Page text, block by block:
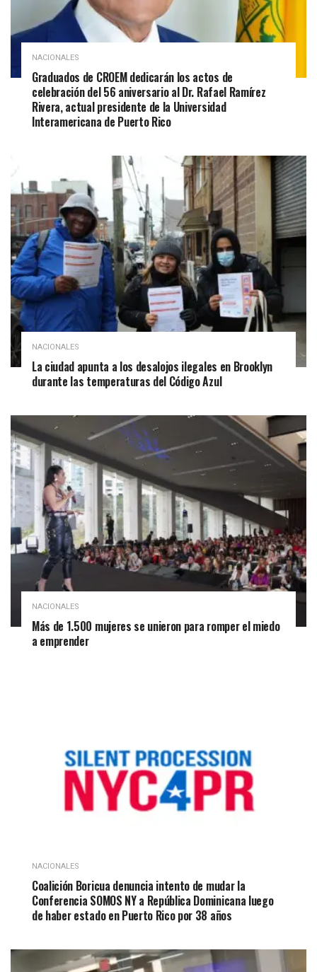
NACIONALES
Graduados de CROEM dedicarán los actos de
celebración del 56 aniversario al Dr. Rafael Ramírez
Rivera, actual presidente de la Universidad
Interamericana de Puerto Rico
NACIONALES
La ciudad apunta a los desalojos ilegales en Brooklyn
durante las temperaturas del Código Azul
NACIONALES
Más de 1.500 mujeres se unieron para romper el miedo
a emprender
NACIONALES
Coalición Boricua denuncia intento de mudar la
Conferencia SOMOS NY a República Dominicana luego
de haber estado en Puerto Rico por 38 años